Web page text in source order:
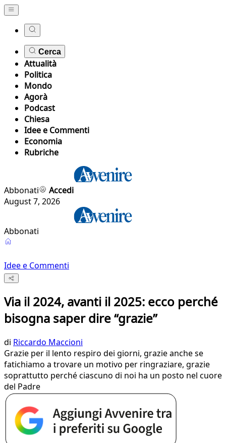
Cerca
Attualità
Politica
Mondo
Agorà
Podcast
Chiesa
Idee e Commenti
Economia
Rubriche
Abbonati
Accedi
August 7, 2026
Abbonati
Idee e Commenti
Via il 2024, avanti il 2025: ecco perché
bisogna saper dire “grazie”
di Riccardo Maccioni
Grazie per il lento respiro dei giorni, grazie anche se
fatichiamo a trovare un motivo per ringraziare, grazie
soprattutto perché ciascuno di noi ha un posto nel cuore
del Padre